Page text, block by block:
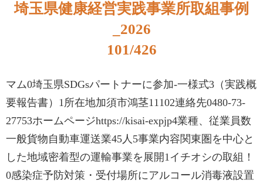
埼玉県健康経営実践事業所取組事例
_2026
101/426
マム0埼玉県SDGsパートナーに参加-一様式3（実践概
要報告書）1所在地加須市鴻茎11102連絡先0480-73-
27753ホームページhttps://kisai-expjp4業種、従業員数
一般貨物自動車運送業45人5事業内容関東圏を中心と
した地域密着型の運輸事業を展開1イチオシの取組！
0感染症予防対策・受付場所にアルコール消毒液設置